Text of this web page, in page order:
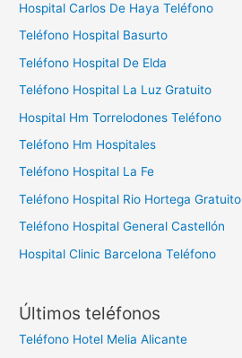
Hospital Carlos De Haya Teléfono
Teléfono Hospital Basurto
Teléfono Hospital De Elda
Teléfono Hospital La Luz Gratuito
Hospital Hm Torrelodones Teléfono
Teléfono Hm Hospitales
Teléfono Hospital La Fe
Teléfono Hospital Rio Hortega Gratuito
Teléfono Hospital General Castellón
Hospital Clinic Barcelona Teléfono
Últimos teléfonos
Teléfono Hotel Melia Alicante